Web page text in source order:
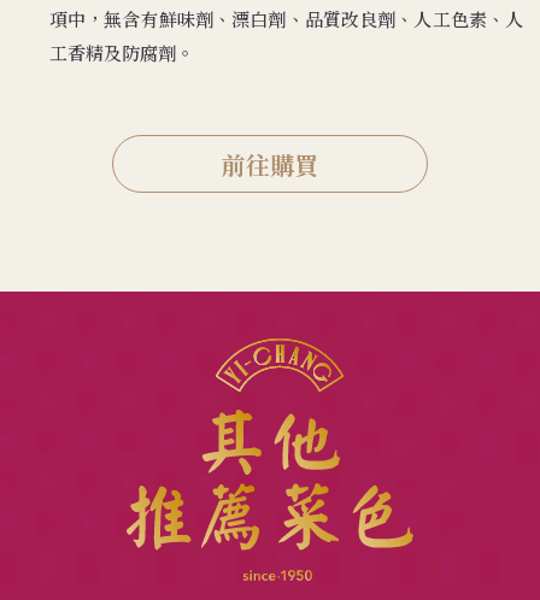
項中，無含有鮮味劑、漂白劑、品質改良劑、人工色素、人
工香精及防腐劑。
前往購買